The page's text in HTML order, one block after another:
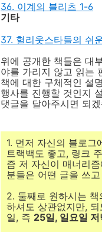
36. 이계의 블리츠 1-6
기타
37. 헐리웃스타들의 쉬
위에 공개한 책들은 대
야를 가리지 않고 읽는
책에 대한 구체적인 설
행사를 진행할 것인지
댓글을 달아주시면 되
1. 먼저 자신의 블로
트랙백도 좋고, 링크
즘 저 자신이 매너리
분들은 어떤 글을 쓰
2. 둘째로 원하시는
하셔도 상관없지만,
일, 즉 25일, 일요일 저